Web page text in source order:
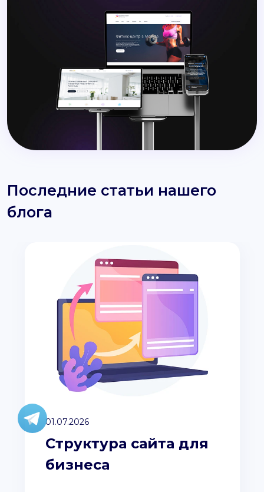
Последние статьи нашего
блога
01.07.2026
Структура сайта для
бизнеса